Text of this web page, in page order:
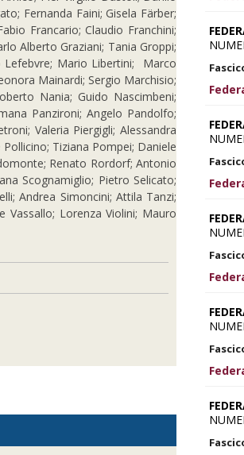
Fernanda Faini; Gisela Färber;
Francario; Claudio Franchini;
Alberto Graziani; Tania Groppi;
Lefebvre; Mario Libertini; Marco
Mainardi; Sergio Marchisio;
Nania; Guido Nascimbeni;
Panzironi; Angelo Pandolfo;
Valeria Piergigli; Alessandra
Tiziana Pompei; Daniele
Renato Rordorf; Antonio
Scognamiglio; Pietro Selicato;
Andrea Simoncini; Attila Tanzi;
Vassallo; Lorenza Violini; Mauro